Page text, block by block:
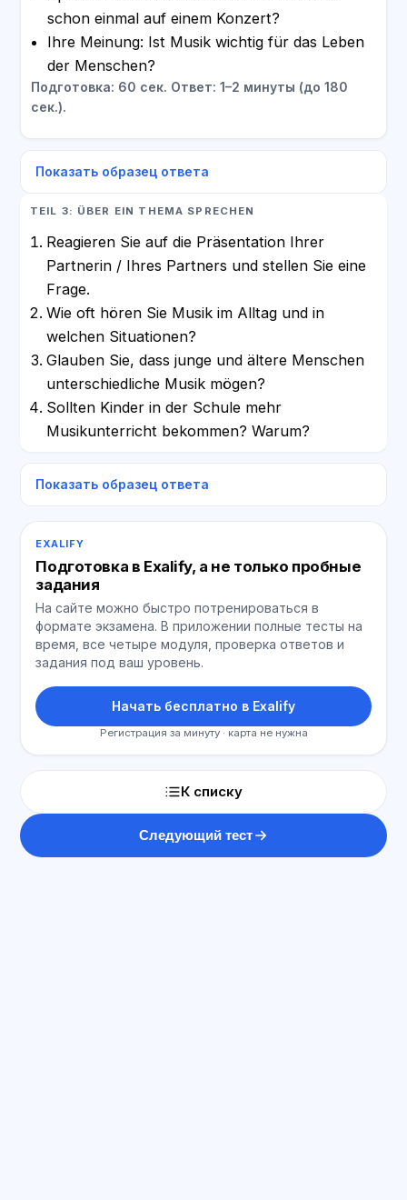
schon einmal auf einem Konzert?
Ihre Meinung: Ist Musik wichtig für das Leben
der Menschen?
Подготовка: 60 сек. Ответ: 1–2 минуты (до 180
сек.).
Показать образец ответа
TEIL 3: ÜBER EIN THEMA SPRECHEN
Reagieren Sie auf die Präsentation Ihrer
Partnerin / Ihres Partners und stellen Sie eine
Frage.
Wie oft hören Sie Musik im Alltag und in
welchen Situationen?
Glauben Sie, dass junge und ältere Menschen
unterschiedliche Musik mögen?
Sollten Kinder in der Schule mehr
Musikunterricht bekommen? Warum?
Показать образец ответа
EXALIFY
Подготовка в Exalify, а не только пробные
задания
На сайте можно быстро потренироваться в
формате экзамена. В приложении полные тесты на
время, все четыре модуля, проверка ответов и
задания под ваш уровень.
Начать бесплатно в Exalify
Регистрация за минуту · карта не нужна
К списку
Следующий тест